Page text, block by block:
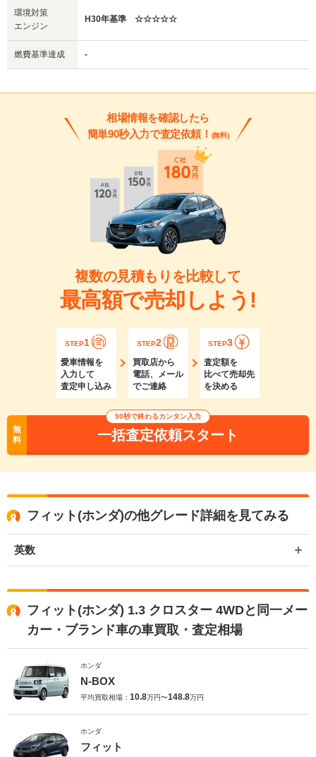
環境対策
エンジン
H30年基準 ☆☆☆☆☆
燃費基準達成 -
相場情報を確認したら
簡単90秒入力で査定依頼！ (無料)
複数の見積もりを比較して
最高額で売却しよう!
STEP1
愛車情報を
入力して
査定申し込み
STEP2
買取店から
電話、メール
でご連絡
STEP3
査定額を
比べて売却先
を決める
無
料
90秒で終わるカンタン入力
一括査定依頼スタート
フィット(ホンダ)の他グレード詳細を見てみる
英数
フィット(ホンダ) 1.3 クロスター 4WDと同一メー
カー・ブランド車の車買取・査定相場
ホンダ
N-BOX
平均買取相場： 10.8万円〜148.8万円
ホンダ
フィット